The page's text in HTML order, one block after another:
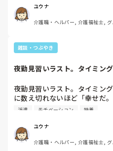
うか(知らないだけで、その人
が。。。)
現場入ってまだまもなく１ヶ
でも会話みてしまい、外から
て仕方ありません…
つかほかにも見てて歪みすぎて
が。
り切るようにしたいと思いま
言われてるんだろうと思うと…
ユウナ
介護職・ヘルパー, 介護福祉士,
雑談・つぶやき
夜勤見習いラスト。タイミン
夜勤見習いラスト。タイミン
に数え切れないほど「幸せだ
しかないですが、こう言うこ
派遣 モチベーション 特養
ユウナ
介護職・ヘルパー, 介護福祉士,